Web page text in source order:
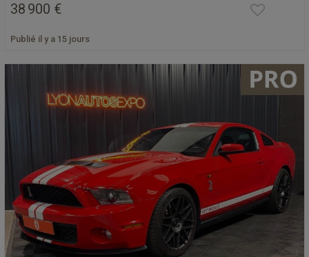
38 900 €
Publié il y a 15 jours